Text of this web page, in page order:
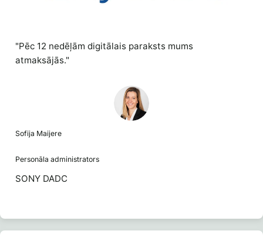
"Pēc 12 nedēļām digitālais paraksts mums
atmaksājās."
Sofija Maijere
Personāla administrators
SONY DADC